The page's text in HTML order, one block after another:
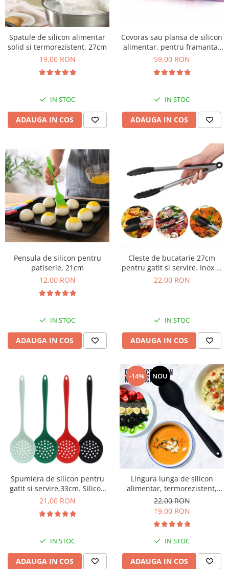
Spatule de silicon alimentar
solid si termorezistent, 27cm
19,00 RON
IN STOC
ADAUGA IN COS
Covoras sau plansa de silicon
alimentar, pentru framantat
aluat, 50x70cm
59,00 RON
IN STOC
ADAUGA IN COS
Pensula de silicon pentru
patiserie, 21cm
12,00 RON
IN STOC
ADAUGA IN COS
Cleste de bucatarie 27cm
pentru gatit si servire. Inox si
silicon
22,00 RON
IN STOC
ADAUGA IN COS
Spumiera de silicon pentru
gatit si servire,33cm. Silicon
alimentar termorezistent
21,00 RON
IN STOC
ADAUGA IN COS
-14% NOU
Lingura lunga de silicon
alimentar, termorezistent,
27cm
22,00 RON
19,00 RON
IN STOC
ADAUGA IN COS